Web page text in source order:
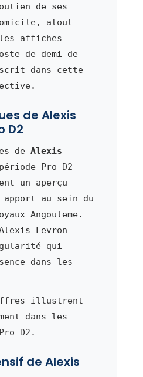
de ses
atout
affiches
de demi de
dans cette
de Alexis
D2
de Alexis
Pro D2
un aperçu
au sein du
Angouleme.
Levron
qui
dans les
illustrent
dans les
D2.
de Alexis